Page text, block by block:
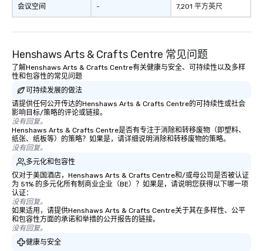
会议空间 - 7,201 平方英尺
Henshaws Arts & Crafts Centre 常见问题
了解Henshaws Arts & Crafts Centre有关健康与安全、可持续性以及多样
性和包容性的常见问题
可持续发展的做法
请提供任何公开传达的Henshaws Arts & Crafts Centre的可持续性或社会
影响目标/策略的评论或链接。
没有回复。
Henshaws Arts & Crafts Centre是否有专注于消除和转移废物（即塑料、
纸张、纸板等）的策略？如果是，请详细说明消除和转移废物的策略。
没有回复。
多元化和包容性
仅对于美国酒店，Henshaws Arts & Crafts Centre和/或母公司是否被认证
为 51% 的多元化所有制商业企业（BE）？如果是，请说明您获得以下哪一项
认证：
没有回复。
如果适用，请提供Henshaws Arts & Crafts Centre关于其在多样性、公平
和包容性方面的承诺和举措的公开报告的链接。
没有回复。
健康与安全